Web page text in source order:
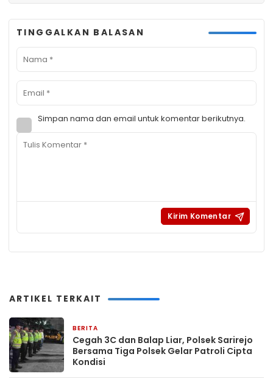
TINGGALKAN BALASAN
Simpan nama dan email untuk komentar berikutnya.
ARTIKEL TERKAIT
BERITA
Cegah 3C dan Balap Liar, Polsek Sarirejo
Bersama Tiga Polsek Gelar Patroli Cipta
Kondisi